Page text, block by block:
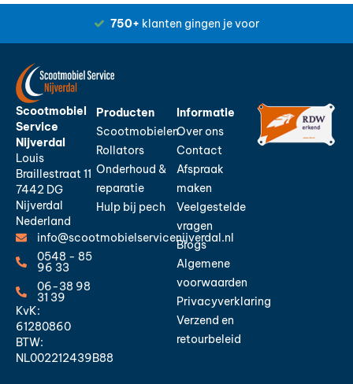
750+ klanten gingen je voor
Scootmobiel
Service
Nijverdal
Louis
Braillestraat 11
7442 DG
Nijverdal
Nederland
info@scootmobielservicenijverdal.nl
0548 - 85
96 33
06-38 98
31 39
KvK:
61280860
BTW:
NL002212439B88
Producten
Scootmobielen
Rollators
Onderhoud &
reparatie
Hulp bij pech
Informatie
Over ons
Contact
Afspraak
maken
Veelgestelde
vragen
Blogs
Algemene
voorwaarden
Privacyverklaring
Verzend en
retourbeleid